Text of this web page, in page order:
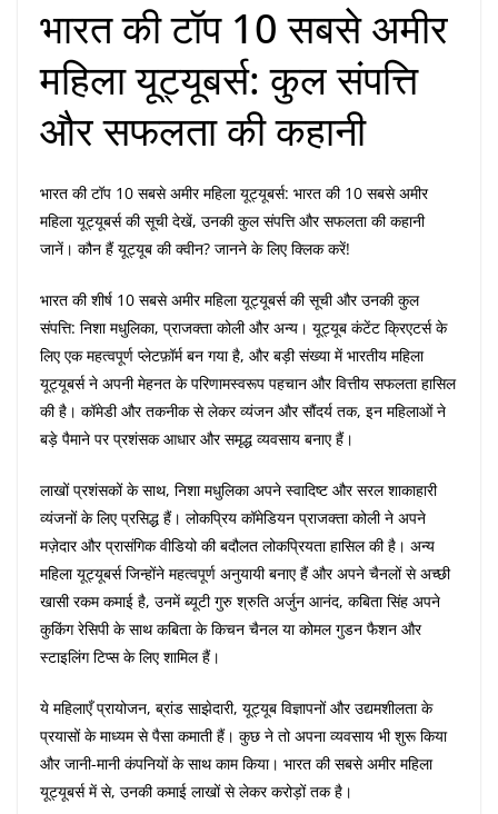
भारत की टॉप 10 सबसे अमीर
महिला यूट्यूबर्स: कुल संपत्ति
और सफलता की कहानी
भारत की टॉप 10 सबसे अमीर महिला यूट्यूबर्स: भारत की 10 सबसे अमीर
महिला यूट्यूबर्स की सूची देखें, उनकी कुल संपत्ति और सफलता की कहानी
जानें। कौन हैं यूट्यूब की क्वीन? जानने के लिए क्लिक करें!
भारत की शीर्ष 10 सबसे अमीर महिला यूट्यूबर्स की सूची और उनकी कुल
संपत्ति: निशा मधुलिका, प्राजक्ता कोली और अन्य। यूट्यूब कंटेंट क्रिएटर्स के
लिए एक महत्वपूर्ण प्लेटफ़ॉर्म बन गया है, और बड़ी संख्या में भारतीय महिला
यूट्यूबर्स ने अपनी मेहनत के परिणामस्वरूप पहचान और वित्तीय सफलता हासिल
की है। कॉमेडी और तकनीक से लेकर व्यंजन और सौंदर्य तक, इन महिलाओं ने
बड़े पैमाने पर प्रशंसक आधार और समृद्ध व्यवसाय बनाए हैं।
लाखों प्रशंसकों के साथ, निशा मधुलिका अपने स्वादिष्ट और सरल शाकाहारी
व्यंजनों के लिए प्रसिद्ध हैं। लोकप्रिय कॉमेडियन प्राजक्ता कोली ने अपने
मज़ेदार और प्रासंगिक वीडियो की बदौलत लोकप्रियता हासिल की है। अन्य
महिला यूट्यूबर्स जिन्होंने महत्वपूर्ण अनुयायी बनाए हैं और अपने चैनलों से अच्छी
खासी रकम कमाई है, उनमें ब्यूटी गुरु श्रुति अर्जुन आनंद, कबिता सिंह अपने
कुकिंग रेसिपी के साथ कबिता के किचन चैनल या कोमल गुडन फैशन और
स्टाइलिंग टिप्स के लिए शामिल हैं।
ये महिलाएँ प्रायोजन, ब्रांड साझेदारी, यूट्यूब विज्ञापनों और उद्यमशीलता के
प्रयासों के माध्यम से पैसा कमाती हैं। कुछ ने तो अपना व्यवसाय भी शुरू किया
और जानी-मानी कंपनियों के साथ काम किया। भारत की सबसे अमीर महिला
यूट्यूबर्स में से, उनकी कमाई लाखों से लेकर करोड़ों तक है।